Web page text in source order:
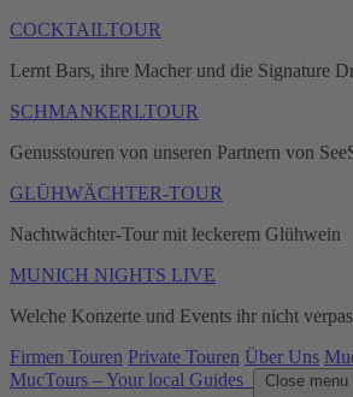
COCKTAILTOUR
Lernt Bars, ihre Macher und die Signature
SCHMANKERLTOUR
Genusstouren von unseren Partnern von
GLÜHWÄCHTER-TOUR
Nachtwächter-Tour mit leckerem Glühwein
MUNICH NIGHTS LIVE
Welche Konzerte und Events ihr nicht
Firmen Touren Private Touren Über Uns
MucTours – Your local Guides
Close menu